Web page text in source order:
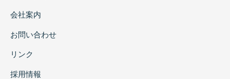
会社案内
お問い合わせ
リンク
採用情報